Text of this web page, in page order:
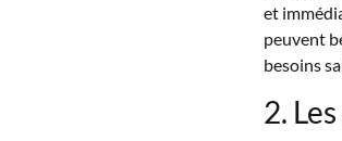
et
peuvent
besoins
2.